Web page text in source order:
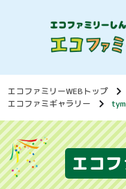
エコファミリーWEBトップ
エコファミギャラリー
エコ